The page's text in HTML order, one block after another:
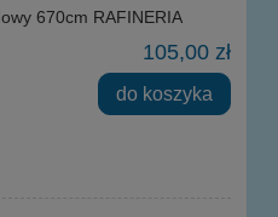
670cm RAFINERIA
105,00 zł
do koszyka